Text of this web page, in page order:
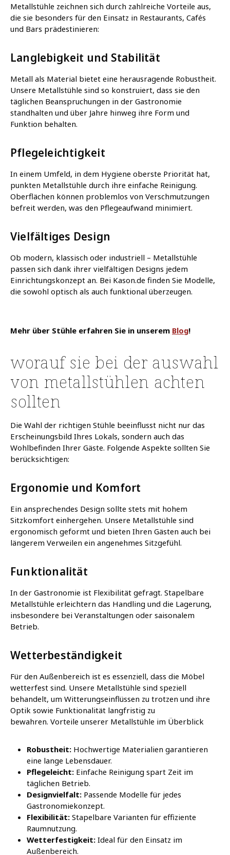
Metallstühle zeichnen sich durch zahlreiche Vorteile aus,
die sie besonders für den Einsatz in Restaurants, Cafés
und Bars prädestinieren:
Langlebigkeit und Stabilität
Metall als Material bietet eine herausragende Robustheit.
Unsere Metallstühle sind so konstruiert, dass sie den
täglichen Beanspruchungen in der Gastronomie
standhalten und über Jahre hinweg ihre Form und
Funktion behalten.
Pflegeleichtigkeit
In einem Umfeld, in dem Hygiene oberste Priorität hat,
punkten Metallstühle durch ihre einfache Reinigung.
Oberflächen können problemlos von Verschmutzungen
befreit werden, was den Pflegeaufwand minimiert.
Vielfältiges Design
Ob modern, klassisch oder industriell – Metallstühle
passen sich dank ihrer vielfältigen Designs jedem
Einrichtungskonzept an. Bei Kason.de finden Sie Modelle,
die sowohl optisch als auch funktional überzeugen.
Mehr über Stühle erfahren Sie in unserem Blog!
worauf sie bei der auswahl
von metallstühlen achten
sollten
Die Wahl der richtigen Stühle beeinflusst nicht nur das
Erscheinungsbild Ihres Lokals, sondern auch das
Wohlbefinden Ihrer Gäste. Folgende Aspekte sollten Sie
berücksichtigen:
Ergonomie und Komfort
Ein ansprechendes Design sollte stets mit hohem
Sitzkomfort einhergehen. Unsere Metallstühle sind
ergonomisch geformt und bieten Ihren Gästen auch bei
längerem Verweilen ein angenehmes Sitzgefühl.
Funktionalität
In der Gastronomie ist Flexibilität gefragt. Stapelbare
Metallstühle erleichtern das Handling und die Lagerung,
insbesondere bei Veranstaltungen oder saisonalem
Betrieb.
Wetterbeständigkeit
Für den Außenbereich ist es essenziell, dass die Möbel
wetterfest sind. Unsere Metallstühle sind speziell
behandelt, um Witterungseinflüssen zu trotzen und ihre
Optik sowie Funktionalität langfristig zu
bewahren. Vorteile unserer Metallstühle im Überblick
Robustheit: Hochwertige Materialien garantieren
eine lange Lebensdauer.
Pflegeleicht: Einfache Reinigung spart Zeit im
täglichen Betrieb.
Designvielfalt: Passende Modelle für jedes
Gastronomiekonzept.
Flexibilität: Stapelbare Varianten für effiziente
Raumnutzung.
Wetterfestigkeit: Ideal für den Einsatz im
Außenbereich.